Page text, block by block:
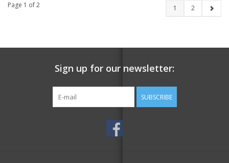
Page 1 of 2 1 2
Sign up for our newsletter:
SUBSCRIBE